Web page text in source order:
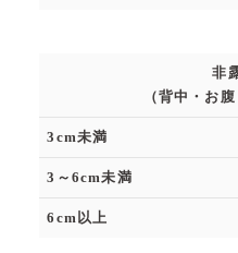
非
（背中・お
3cm未満
3～6cm未満
6cm以上